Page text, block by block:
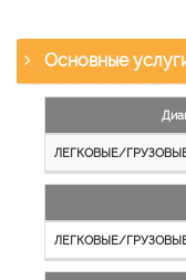
Основные
работы
Легковые
и
Грузовые
автомобили